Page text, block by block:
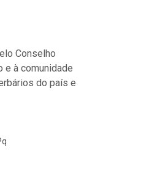
Conselho
e à comunidade
do país e